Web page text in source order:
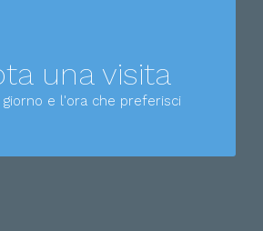
una visita
giorno e l'ora che preferisci